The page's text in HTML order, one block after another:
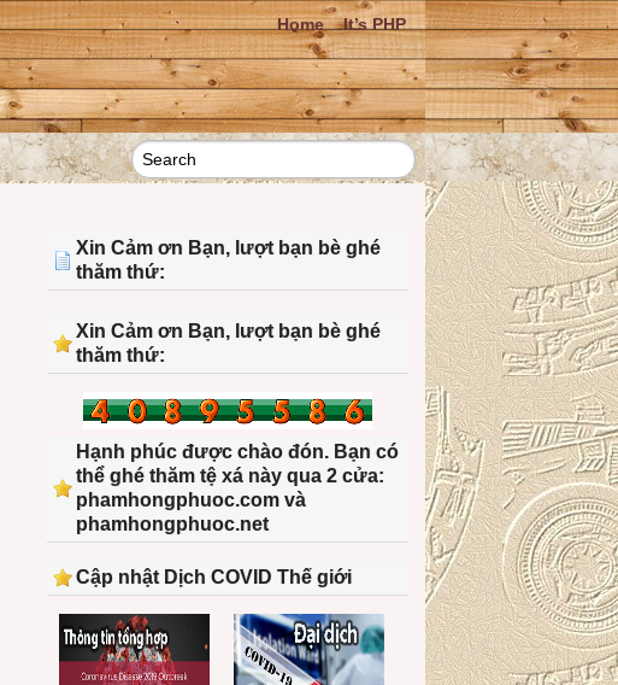
Home It’s PHP
Xin Cảm ơn Bạn, lượt bạn bè ghé
thăm thứ:
Xin Cảm ơn Bạn, lượt bạn bè ghé
thăm thứ:
Hạnh phúc được chào đón. Bạn có
thể ghé thăm tệ xá này qua 2 cửa:
phamhongphuoc.com và
phamhongphuoc.net
Cập nhật Dịch COVID Thế giới